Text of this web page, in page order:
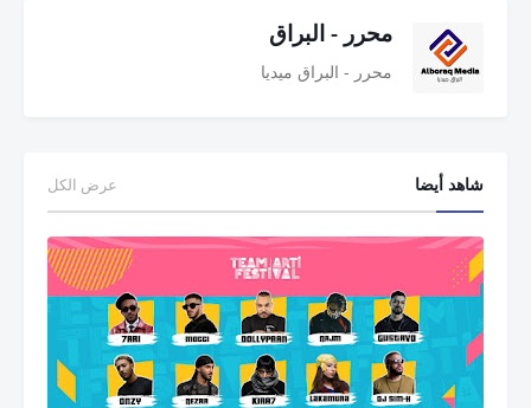
محرر - البراق
محرر - البراق ميديا
شاهد أيضا عرض الكل